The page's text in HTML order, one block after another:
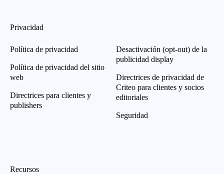
Privacidad
Política de privacidad
Política de privacidad del sitio
web
Directrices para clientes y
publishers
Desactivación (opt-out) de la
publicidad display
Directrices de privacidad de
Criteo para clientes y socios
editoriales
Seguridad
Recursos